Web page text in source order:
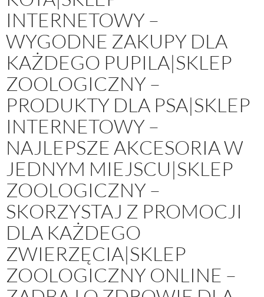
INTERNETOWY –
WYGODNE ZAKUPY DLA
KAŻDEGO PUPILA|SKLEP
ZOOLOGICZNY –
PRODUKTY DLA PSA|SKLEP
INTERNETOWY –
NAJLEPSZE AKCESORIA W
JEDNYM MIEJSCU|SKLEP
ZOOLOGICZNY –
SKORZYSTAJ Z PROMOCJI
DLA KAŻDEGO
ZWIERZĘCIA|SKLEP
ZOOLOGICZNY ONLINE –